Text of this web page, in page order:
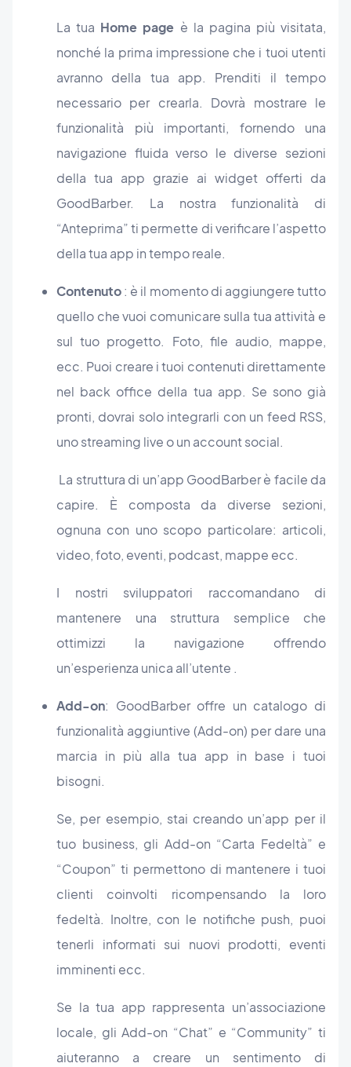
La tua Home page è la pagina più visitata,
nonché la prima impressione che i tuoi utenti
avranno della tua app. Prenditi il tempo
necessario per crearla. Dovrà mostrare le
funzionalità più importanti, fornendo una
navigazione fluida verso le diverse sezioni
della tua app grazie ai widget offerti da
GoodBarber. La nostra funzionalità di
“Anteprima” ti permette di verificare l’aspetto
della tua app in tempo reale.
Contenuto: è il momento di aggiungere tutto
quello che vuoi comunicare sulla tua attività e
sul tuo progetto. Foto, file audio, mappe,
ecc. Puoi creare i tuoi contenuti direttamente
nel back office della tua app. Se sono già
pronti, dovrai solo integrarli con un feed RSS,
uno streaming live o un account social.
La struttura di un’app GoodBarber è facile da
capire. È composta da diverse sezioni,
ognuna con uno scopo particolare: articoli,
video, foto, eventi, podcast, mappe ecc.
I nostri sviluppatori raccomandano di
mantenere una struttura semplice che
ottimizzi la navigazione offrendo
un’esperienza unica all’utente .
Add-on: GoodBarber offre un catalogo di
funzionalità aggiuntive (Add-on) per dare una
marcia in più alla tua app in base i tuoi
bisogni.
Se, per esempio, stai creando un’app per il
tuo business, gli Add-on “Carta Fedeltà” e
“Coupon” ti permettono di mantenere i tuoi
clienti coinvolti ricompensando la loro
fedeltà. Inoltre, con le notifiche push, puoi
tenerli informati sui nuovi prodotti, eventi
imminenti ecc.
Se la tua app rappresenta un’associazione
locale, gli Add-on “Chat” e “Community” ti
aiuteranno a creare un sentimento di